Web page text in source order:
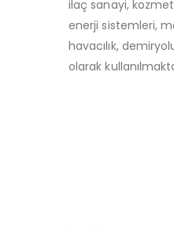
ilaç sanayi,
enerji sistemleri,
havacılık,
olarak